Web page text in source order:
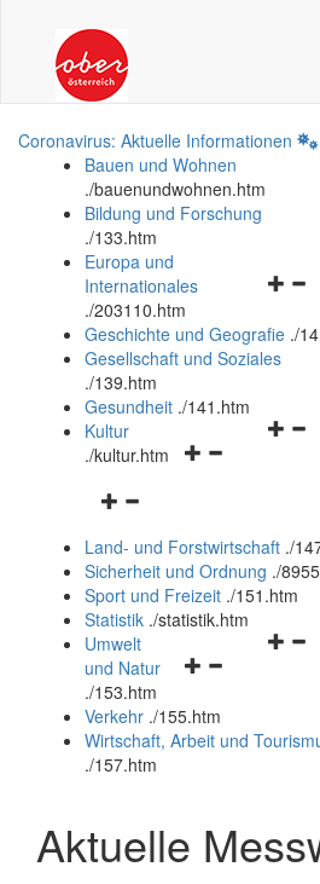
Coronavirus: Aktuelle Informationen
Bauen und Wohnen
./bauenundwohnen.htm
Bildung und Forschung
./133.htm
und
Europa und
Internationales
./203110.htm
Geschichte und Geografie ./
Gesellschaft und Soziales
./139.htm
Gesundheit ./141.htm
Navigationsmenü
Kultur
./kultur.htm
Navigationsmenü
und
schließen
Land- und Forstwirtschaft ./
Sicherheit und Ordnung ./
Sport und Freizeit ./151.htm
Statistik ./statistik.htm
Navigationsmenü
und
schließen
Umwelt
und Natur
./153.htm
Verkehr ./155.htm
Wirtschaft, Arbeit und
./157.htm
Aktuelle